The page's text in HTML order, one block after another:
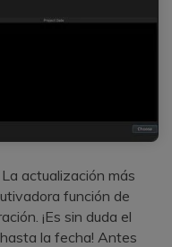
La actualización más
función de
¡Es sin duda el
la fecha!󠀲󠀡󠀠󠀦󠀣󠀩󠀣󠀣󠀦󠀳󠀰 Antes